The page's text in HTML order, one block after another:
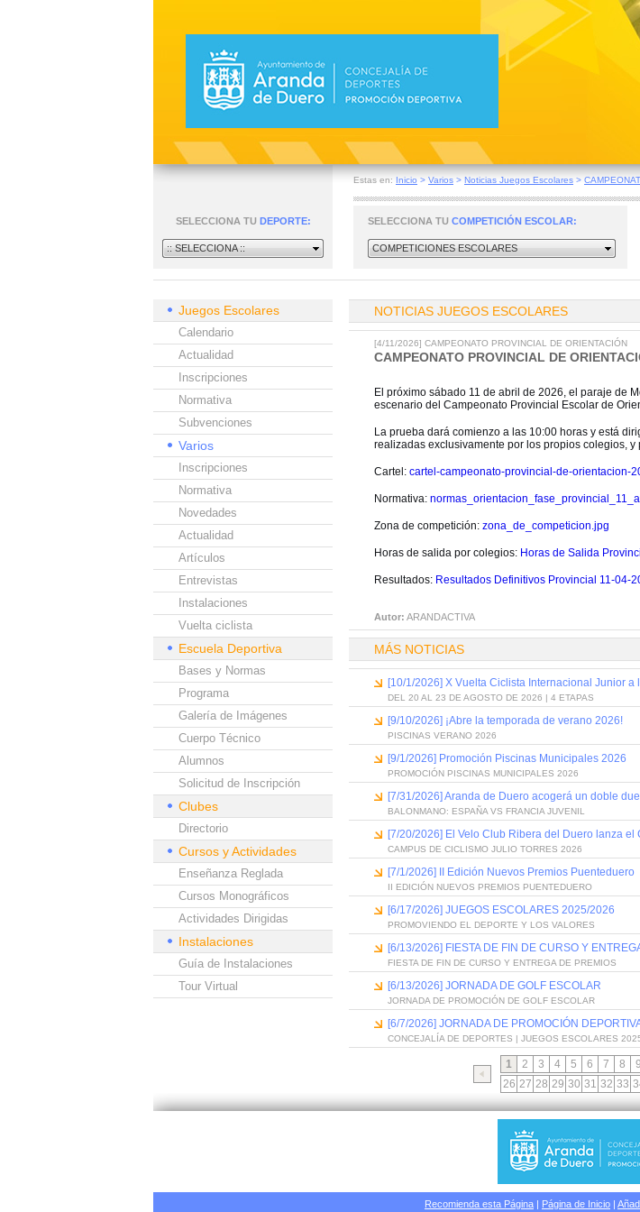
Estas en: Inicio > Varios > Noticias Juegos Escolares >
SELECCIONA TU DEPORTE:
:: SELECCIONA ::
SELECCIONA TU COMPETICIÓN ESCOLAR:
COMPETICIONES ESCOLARES
Juegos Escolares
Calendario
Actualidad
Inscripciones
Normativa
Subvenciones
Varios
Inscripciones
Normativa
Novedades
Actualidad
Artículos
Entrevistas
Instalaciones
Vuelta ciclista
Escuela Deportiva
Bases y Normas
Programa
Galería de Imágenes
Cuerpo Técnico
Alumnos
Solicitud de Inscripción
Clubes
Directorio
Cursos y Actividades
Enseñanza Reglada
Cursos Monográficos
Actividades Dirigidas
Instalaciones
Guía de Instalaciones
Tour Virtual
NOTICIAS JUEGOS ESCOLARES
[4/11/2026] CAMPEONATO PROVINCIAL DE ORIENTACIÓN
CAMPEONATO PROVINCIAL DE
El próximo sábado 11 de abril de 2026, el paraje de
escenario del Campeonato Provincial Escolar de
La prueba dará comienzo a las 10:00 horas y está
realizadas exclusivamente por los propios colegios,
Cartel: cartel-campeonato-provincial-de-orientacion-
Normativa:
Zona de competición: zona_de_competicion.jpg
Horas de salida por colegios: Horas de Salida
Resultados: Resultados Definitivos Provincial 11-04-
Autor: ARANDACTIVA
MÁS NOTICIAS
[10/1/2026] X Vuelta Ciclista Internacional Junior a
DEL 20 AL 23 DE AGOSTO DE 2026 | 4 ETAPAS
[9/10/2026] ¡Abre la temporada de verano 2026!
PISCINAS VERANO 2026
[9/1/2026] Promoción Piscinas Municipales 2026
PROMOCIÓN PISCINAS MUNICIPALES 2026
[7/31/2026] Aranda de Duero acogerá un doble
BALONMANO: ESPAÑA VS FRANCIA JUVENIL
[7/20/2026] El Velo Club Ribera del Duero lanza
CAMPUS DE CICLISMO JULIO TORRES 2026
[7/1/2026] II Edición Nuevos Premios Puenteduero
II EDICIÓN NUEVOS PREMIOS PUENTEDUERO
[6/17/2026] JUEGOS ESCOLARES 2025/2026
PROMOVIENDO EL DEPORTE Y LOS VALORES
[6/13/2026] FIESTA DE FIN DE CURSO Y
FIESTA DE FIN DE CURSO Y ENTREGA DE PREMIOS
[6/13/2026] JORNADA DE GOLF ESCOLAR
JORNADA DE PROMOCIÓN DE GOLF ESCOLAR
[6/7/2026] JORNADA DE PROMOCIÓN
CONCEJALÍA DE DEPORTES | JUEGOS ESCOLARES
1 2 3 4 5 6 7 8 9
26 27 28 29 30 31 32 33
Recomienda esta Página | Página de Inicio |